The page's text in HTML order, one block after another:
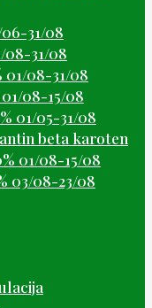
31/08
08-31/08
01/08-31/08
08-15/08
01/05-31/08
beta karoten
01/08-15/08
03/08-23/08